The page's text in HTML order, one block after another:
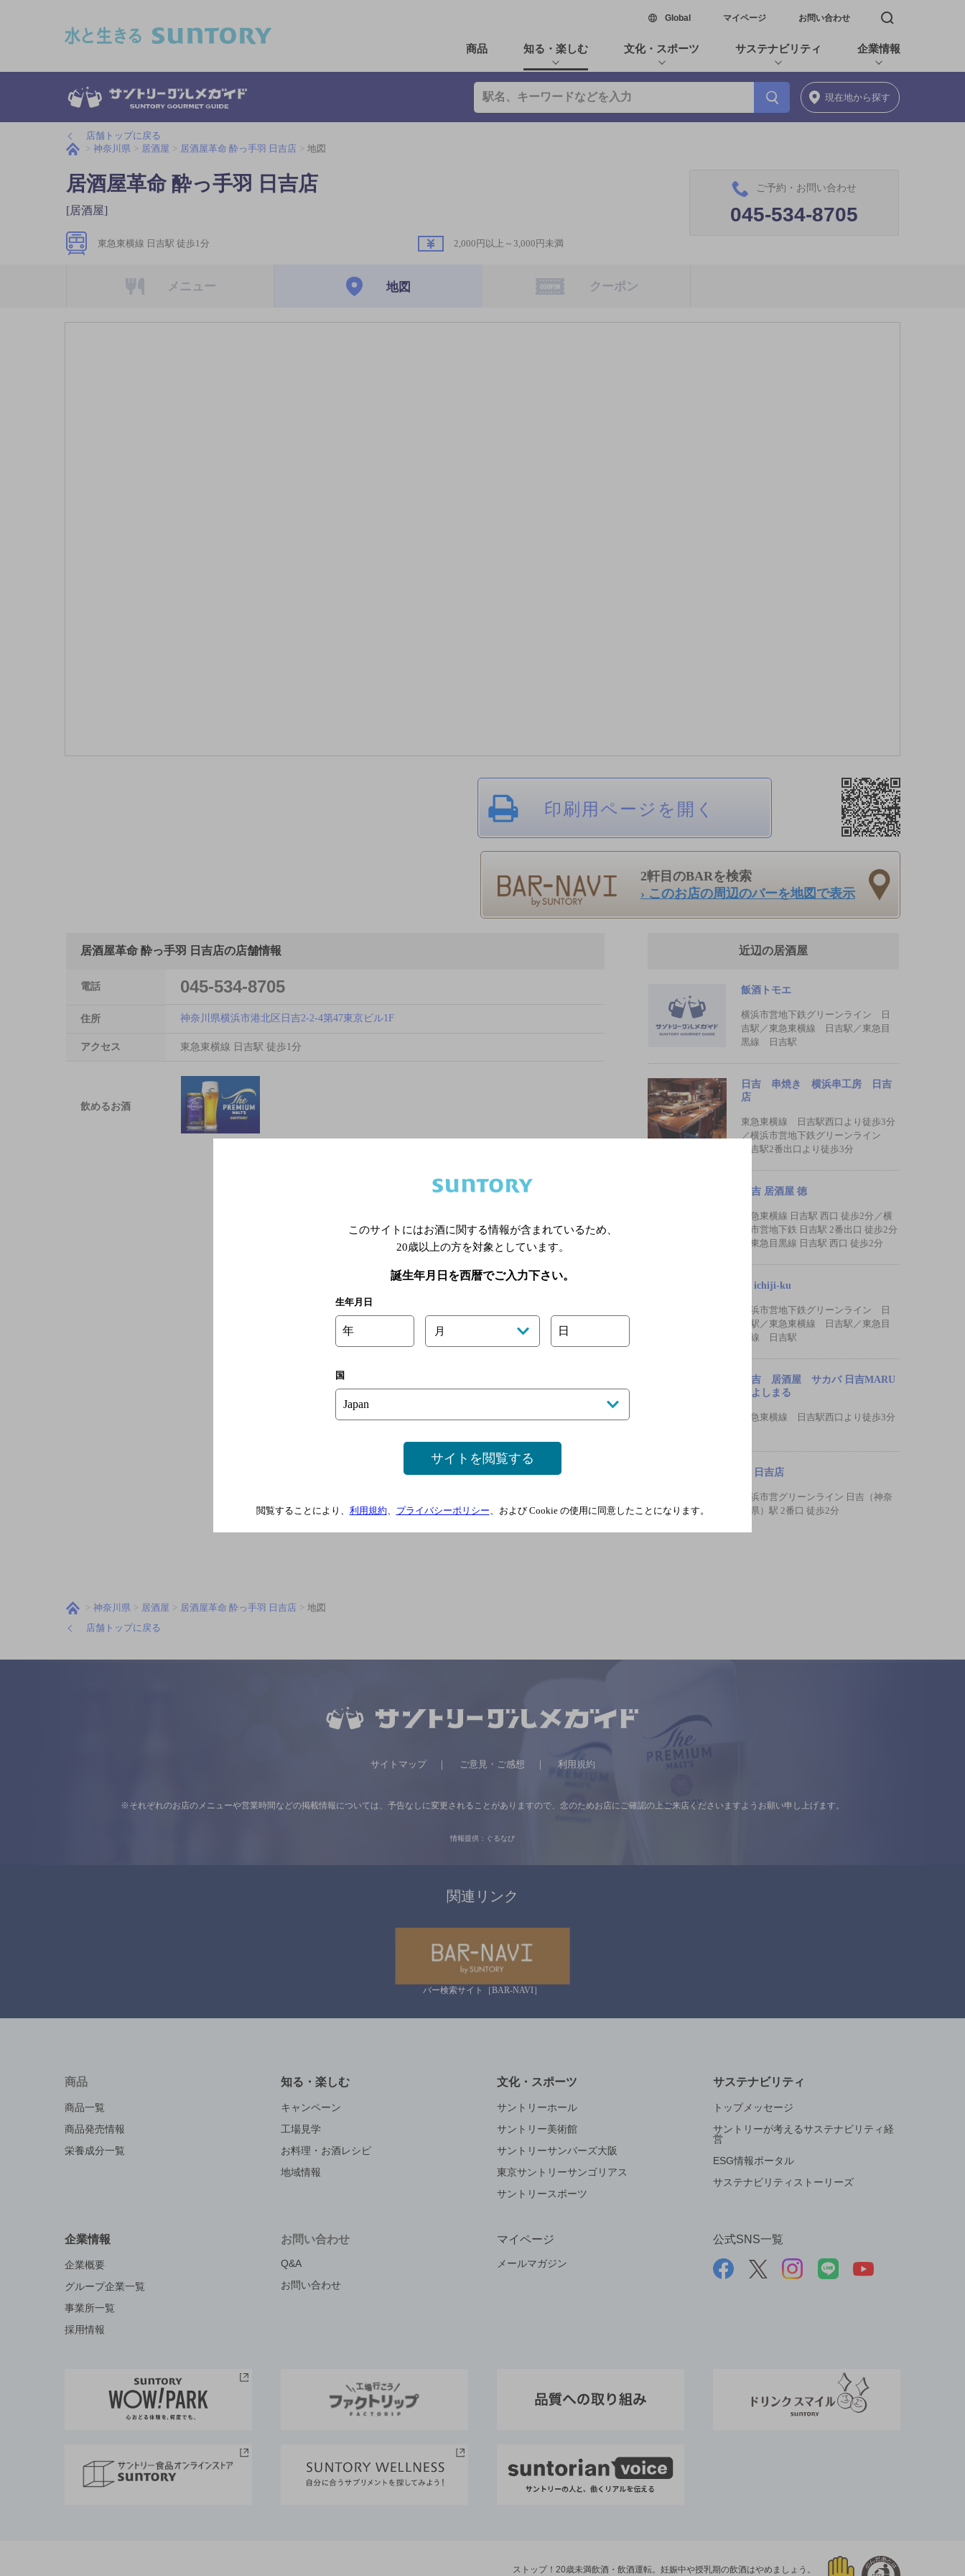
Global新しいウィンドウで開く
マイページ お問い合わせ 検索窓を開く
商品 知る・楽しむ 文化・スポーツ サステナビリティ 企業情報
現在地から探す
店舗トップに戻る
神奈川県
居酒屋 居酒屋革命 酔っ手羽 日吉店 地図
居酒屋革命 酔っ手羽 日吉店
[居酒屋]
東急東横線 日吉駅 徒歩1分 2,000円以上～3,000円未満
ご予約・お問い合わせ
045-534-8705
メニュー 地図 クーポン
印刷用ページを開く
2軒目のBARを検索
› このお店の周辺のバーを地図で表示
居酒屋革命 酔っ手羽 日吉店の店舗情報
電話 045-534-8705
住所 神奈川県横浜市港北区日吉2-2-4第47東京ビル1F
アクセス 東急東横線 日吉駅 徒歩1分
飲めるお酒
近辺の居酒屋
飯酒トモエ
横浜市営地下鉄グリーンライン 日
吉駅／東急東横線 日吉駅／東急目
黒線 日吉駅
日吉 串焼き 横浜串工房 日吉
店
東急東横線 日吉駅西口より徒歩3分
／横浜市営地下鉄グリーンライン
日吉駅2番出口より徒歩3分
日吉 居酒屋 徳
東急東横線 日吉駅 西口 徒歩2分／横
浜市営地下鉄 日吉駅 2番出口 徒歩2分
／東急目黒線 日吉駅 西口 徒歩2分
九 ichiji-ku
横浜市営地下鉄グリーンライン 日
吉駅／東急東横線 日吉駅／東急目
黒線 日吉駅
日吉 居酒屋 サカバ 日吉MARU
ひよしまる
東急東横線 日吉駅西口より徒歩3分
祭 日吉店
横浜市営グリーンライン 日吉（神奈
川県）駅 2番口 徒歩2分
神奈川県 居酒屋 居酒屋革命 酔っ手羽 日吉店
地図
店舗トップに戻る
サイトマップ ご意見・ご感想 利用規約
※それぞれのお店のメニューや営業時間などの掲載情報については、 予告なしに変更されることがありますので、 念のためお店にご確認の上ご来店くださいますようお願い申し上げます。
情報提供：ぐるなび
関連リンク
バー検索サイト［BAR-NAVI］
商品
商品一覧
商品発売情報
栄養成分一覧
知る・楽しむ
キャンペーン
工場見学
お料理・お酒レシピ
地域情報
文化・スポーツ
サントリーホール
サントリー美術館
サントリーサンバーズ大阪
東京サントリーサンゴリアス
サントリースポーツ
サステナビリティ
トップメッセージ
サントリーが考えるサステナビリティ経
営
ESG情報ポータル
サステナビリティストーリーズ
企業情報
企業概要
グループ企業一覧
事業所一覧
採用情報
お問い合わせ
Q&A
お問い合わせ
マイページ
メールマガジン
公式SNS一覧
ストップ！20歳未満飲酒・飲酒運転。 妊娠中や授乳期の飲酒はやめましょう。
このサイトにはお酒に関する情報が含まれているため、
20歳以上の方を対象としています。
誕生年月日を西暦でご入力下さい。
生年月日
年 月 日
国
サイトを閲覧する
閲覧することにより、 利用規約、 プライバシーポリシー、および Cookie の使用に同意したことになります。